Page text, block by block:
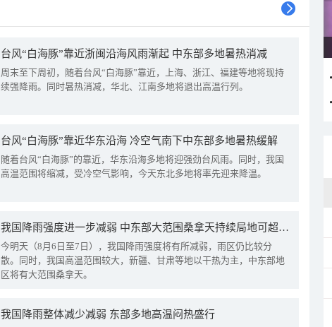
台风“白海豚”靠近浙闽沿海风雨渐起 中东部多地暑热消减
周末至下周初，随着台风“白海豚”靠近，上海、浙江、福建等地将现持
续强降雨。同时暑热消减，华北、江南多地将退出高温行列。
台风“白海豚”靠近华东沿海 冷空气南下中东部多地暑热缓解
随着台风“白海豚”的靠近，华东沿海多地将迎强劲台风雨。同时，我国
高温范围将缩减，受冷空气影响，今天东北多地将率先迎来降温。
我国降雨强度进一步减弱 中东部大范围桑拿天持续局地可超38℃
今明天（8月6日至7日），我国降雨强度将有所减弱，雨区仍比较分
散。同时，我国高温范围较大，新疆、甘肃等地以干热为主，中东部地
区将有大范围桑拿天。
我国降雨整体减少减弱 东部多地高温闷热盛行